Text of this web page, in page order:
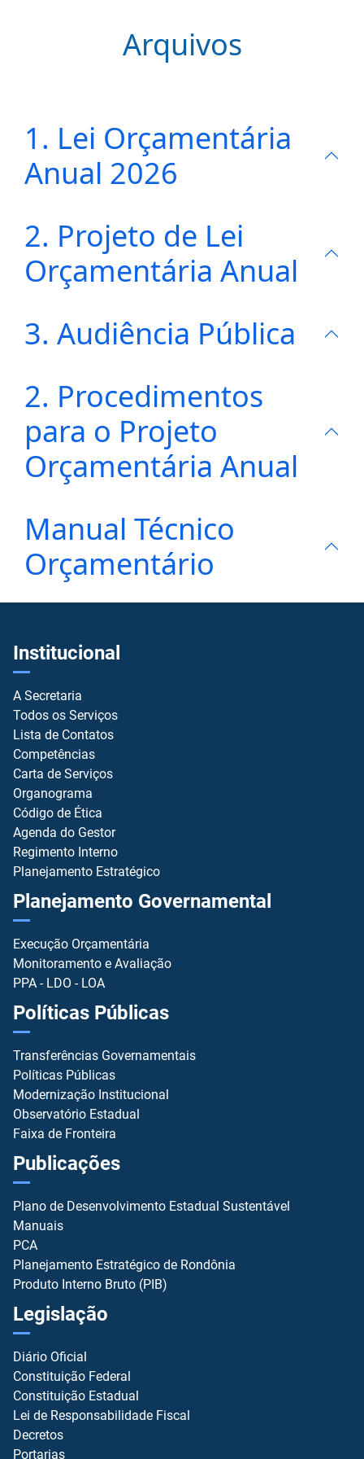
Arquivos
1. Lei Orçamentária
Anual 2026
2. Projeto de Lei
Orçamentária Anual
3. Audiência Pública
2. Procedimentos
para o Projeto
Orçamentária Anual
Manual Técnico
Orçamentário
Institucional
A Secretaria
Todos os Serviços
Lista de Contatos
Competências
Carta de Serviços
Organograma
Código de Ética
Agenda do Gestor
Regimento Interno
Planejamento Estratégico
Planejamento Governamental
Execução Orçamentária
Monitoramento e Avaliação
PPA - LDO - LOA
Políticas Públicas
Transferências Governamentais
Políticas Públicas
Modernização Institucional
Observatório Estadual
Faixa de Fronteira
Publicações
Plano de Desenvolvimento Estadual Sustentável
Manuais
PCA
Planejamento Estratégico de Rondônia
Produto Interno Bruto (PIB)
Legislação
Diário Oficial
Constituição Federal
Constituição Estadual
Lei de Responsabilidade Fiscal
Decretos
Portarias